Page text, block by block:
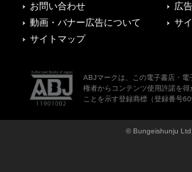
お問い合わせ
広
動画・バナー広告について
サ
サイトマップ
ABJマークは、この電子書店・
権者からコンテンツ使用許諾を
ことを示す登録商標（登録番号
© Bungeishunju Ltd.